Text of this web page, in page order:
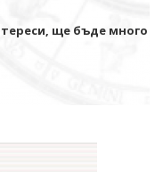
ще бъде много